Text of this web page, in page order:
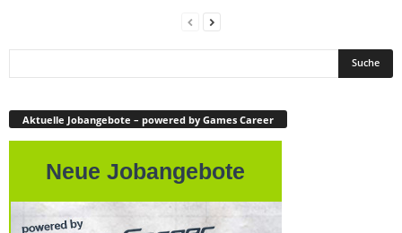
Aktuelle Jobangebote – powered by Games Career